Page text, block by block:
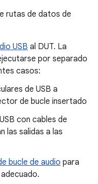
rutas de datos de
USB al DUT. La
por separado
casos:
de USB a
de bucle insertado
con cables de
las salidas a las
bucle de audio para